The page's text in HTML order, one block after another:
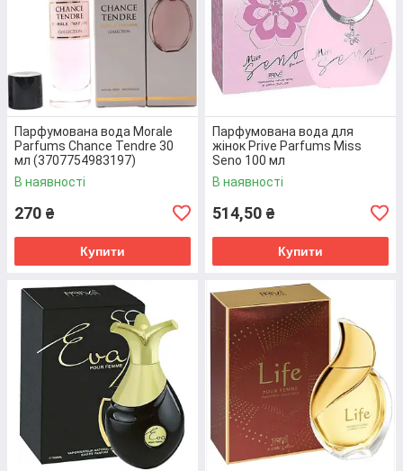
Дізнатися про нас більше
ЯК КУПИТИ ТУАЛЕТНУ ВОДУ В НАШОМУ
ІНТЕРНЕТ-МАГАЗИНІ?
ВИБІР
Ми пропонуємо великий вибір товар для
жінок та чоловіків.Ознайомтеся з
характеристиками варіантів та оберіть
туалетну воду для себе.
Парфумована вода Morale
Parfums Chance Tendre 30
мл (3707754983197)
В наявності
270 ₴
Купити
Парфумована вода для
жінок Prive Parfums Miss
Seno 100 мл
(6291103665539)
В наявності
514,50 ₴
Купити